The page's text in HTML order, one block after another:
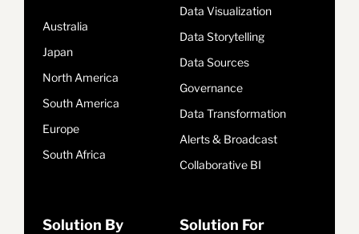
Australia
Japan
North America
South America
Europe
South Africa
Data Visualization
Data Storytelling
Data Sources
Governance
Data Transformation
Alerts & Broadcast
Collaborative BI
Solution By Solution For